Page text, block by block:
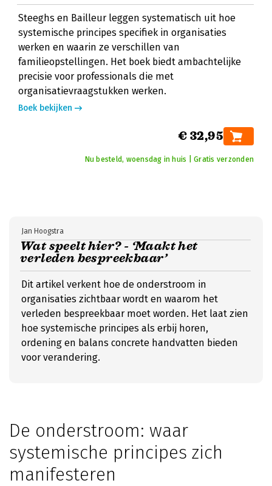
Steeghs en Bailleur leggen systematisch uit hoe
systemische principes specifiek in organisaties
werken en waarin ze verschillen van
familieopstellingen. Het boek biedt ambachtelijke
precisie voor professionals die met
organisatievraagstukken werken.
Boek bekijken
€ 32,95
Nu besteld, woensdag in huis | Gratis verzonden
Wat speelt hier? - ‘Maakt het
verleden bespreekbaar’
Jan Hoogstra
Dit artikel verkent hoe de onderstroom in
organisaties zichtbaar wordt en waarom het
verleden bespreekbaar moet worden. Het laat zien
hoe systemische principes als erbij horen,
ordening en balans concrete handvatten bieden
voor verandering.
De onderstroom: waar
systemische principes zich
manifesteren